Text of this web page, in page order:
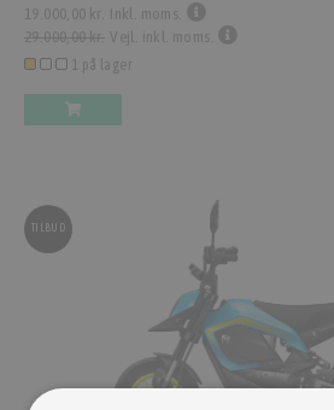
19.000,00 kr.
Inkl. moms.
29.000,00 kr. Vejl. inkl. moms.
1 på lager
TILBUD